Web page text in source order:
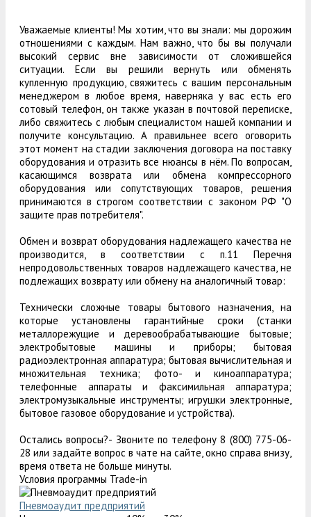
Уважаемые клиенты! Мы хотим, что вы знали: мы дорожим
отношениями с каждым. Нам важно, что бы вы получали
высокий сервис вне зависимости от сложившейся
ситуации. Если вы решили вернуть или обменять
купленную продукцию, свяжитесь с вашим персональным
менеджером в любое время, наверняка у вас есть его
сотовый телефон, он также указан в почтовой переписке,
либо свяжитесь с любым специалистом нашей компании и
получите консультацию. А правильнее всего оговорить
этот момент на стадии заключения договора на поставку
оборудования и отразить все нюансы в нём. По вопросам,
касающимся возврата или обмена компрессорного
оборудования или сопутствующих товаров, решения
принимаются в строгом соответствии с законом РФ "О
защите прав потребителя".
Обмен и возврат оборудования надлежащего качества не
производится, в соответствии с п.11 Перечня
непродовольственных товаров надлежащего качества, не
подлежащих возврату или обмену на аналогичный товар:
Технически сложные товары бытового назначения, на
которые установлены гарантийные сроки (станки
металлорежущие и деревообрабатывающие бытовые;
электробытовые машины и приборы; бытовая
радиоэлектронная аппаратура; бытовая вычислительная и
множительная техника; фото- и киноаппаратура;
телефонные аппараты и факсимильная аппаратура;
электромузыкальные инструменты; игрушки электронные,
бытовое газовое оборудование и устройства).
Остались вопросы?- Звоните по телефону 8 (800) 775-06-
28 или задайте вопрос в чате на сайте, окно справа внизу,
время ответа не больше минуты.
Условия программы Trade-in
Пневмоаудит предприятий